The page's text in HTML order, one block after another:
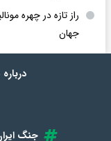
راز تازه در چهره
جهان
درباره
جنگ